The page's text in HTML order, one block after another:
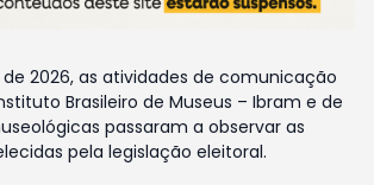
2026, as atividades de comunicação
Brasileiro de Museus – Ibram e de
passaram a observar as
pela legislação eleitoral.